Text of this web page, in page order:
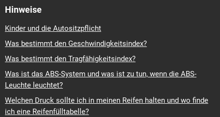
Hinweise
Kinder und die Autositzpflicht
Was bestimmt den Geschwindigkeitsindex?
Was bestimmt den Tragfähigkeitsindex?
Was ist das ABS-System und was ist zu tun, wenn die ABS-
Leuchte leuchtet?
Welchen Druck sollte ich in meinen Reifen halten und wo finde
ich eine Reifenfülltabelle?